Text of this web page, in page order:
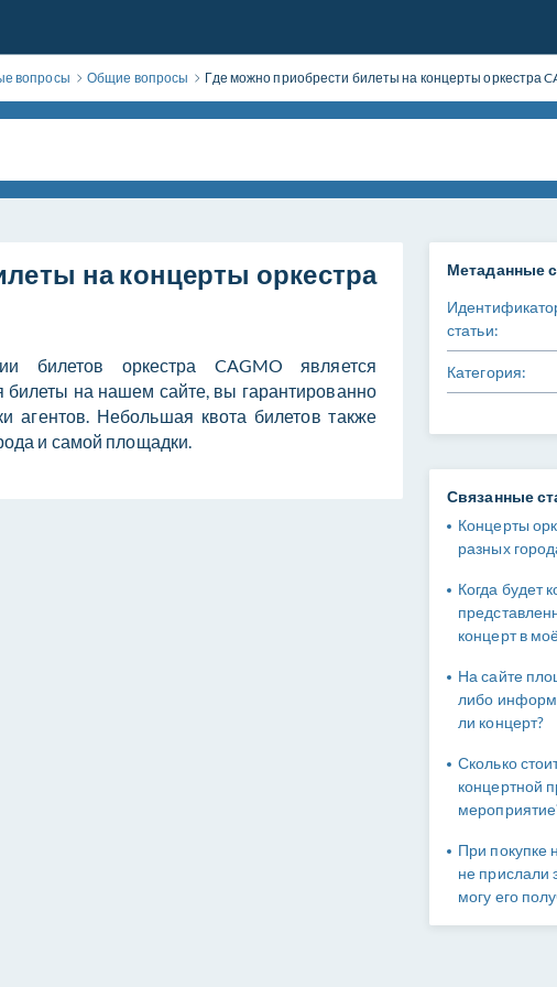
вопросы Общие вопросы Где можно приобрести билеты на концерты оркестра
на концерты оркестра
билетов оркестра CAGMO
является
билеты на нашем сайте, вы гарантированно
агентов. Небольшая квота билетов также
и самой площадки.
Метаданные
статьи:
Категория:
Связанные
Концерты
разных
Когда будет
концерт в
На сайте
либо
ли концерт?
Сколько
концертной
При покупке
не прислали
могу его